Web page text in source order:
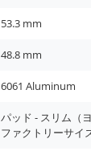
53.3 mm
48.8 mm
6061 Aluminum
パッド - スリム（
ファクトリーサイ